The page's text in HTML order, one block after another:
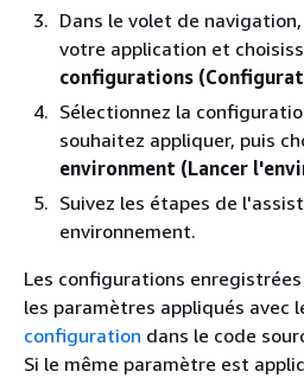
Dans le volet de
votre application et
configurations
Sélectionnez la
souhaitez appliquer, puis
environment (Lancer
Suivez les étapes de
environnement.
Les configurations
les paramètres appliqués avec
configuration dans le code
Si le même paramètre est